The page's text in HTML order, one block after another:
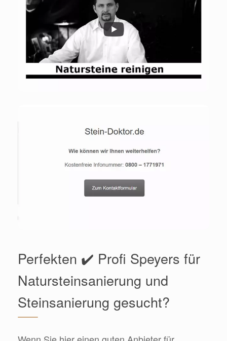
Perfekten ✔️ Profi Speyers für
Natursteinsanierung und
Steinsanierung gesucht?